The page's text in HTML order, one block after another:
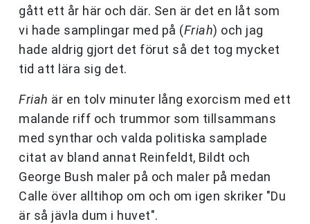
gått ett år här och där. Sen är det en låt som
vi hade samplingar med på (Friah) och jag
hade aldrig gjort det förut så det tog mycket
tid att lära sig det.
Friah är en tolv minuter lång exorcism med ett
malande riff och trummor som tillsammans
med synthar och valda politiska samplade
citat av bland annat Reinfeldt, Bildt och
George Bush maler på och maler på medan
Calle över alltihop om och om igen skriker "Du
är så jävla dum i huvet".